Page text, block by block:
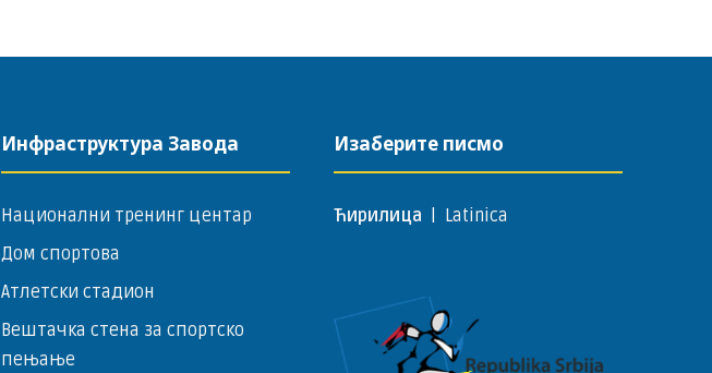
Инфраструктура Завода
Национални тренинг центар
Дом спортова
Атлетски стадион
Вештачка стена за спортско
пењање
Изаберите писмо
Ћирилица Latinica